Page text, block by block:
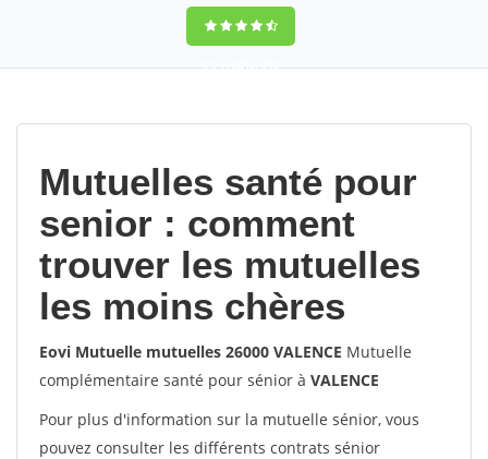
9,2(100%)452
Mutuelles santé pour
senior : comment
trouver les mutuelles
les moins chères
Eovi Mutuelle mutuelles 26000 VALENCE Mutuelle
complémentaire santé pour sénior à VALENCE
Pour plus d'information sur la mutuelle sénior, vous
pouvez consulter les différents contrats sénior